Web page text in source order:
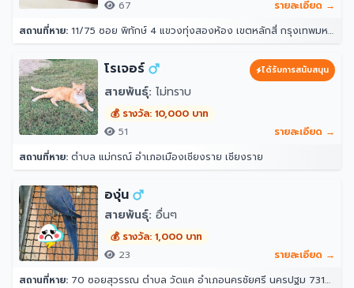
67
รายละเอียด →
สถานที่หาย: 11/75 ซอย พิทักษ์ 4 แขวงทุ่งสองห้อง เขตหลักสี่ กรุงเทพมหานคร 10210
โรเจอร์ ได้รับการสนับสนุน
สายพันธุ์: ไม่ทราบ
💰 รางวัล: 10,000 บาท
51
รายละเอียด →
สถานที่หาย: ตำบล แม่กรณ์ อำเภอเมืองเชียงราย เชียงราย
องุ่น
สายพันธุ์: อื่นๆ
💰 รางวัล: 1,000 บาท
23
รายละเอียด →
สถานที่หาย: 70 ซอยสุวรรณ ตำบล วัดแค อำเภอนครชัยศรี นครปฐม 73120